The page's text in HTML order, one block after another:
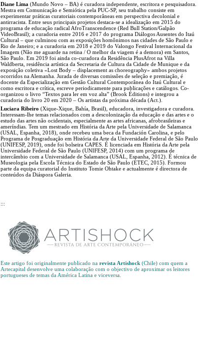
Diane Lima (Mundo Novo – BA) é curadora independente, escritora e pesquisadora.
Mestra em Comunicação e Semiótica pela PUC-SP, seu trabalho consiste em
experimentar práticas curatoriais contemporâneas em perspectiva decolonial e
antirracista. Entre seus principais projetos destaca-se a idealização em 2015 do
programa de educação radical AfroTranscendence (Red Bull Station/Galpão
VideoBrasil); a curadoria entre 2016 e 2017 do programa Diálogos Ausentes do Itaú
Cultural – que culminou com as exposições homônimos nas cidades de São Paulo e
Rio de Janeiro; e a curadoria em 2018 e 2019 do Valongo Festival Internacional da
Imagem (Não me aguarde na retina / O melhor da viagem é a demora) em Santos,
São Paulo. Em 2019 foi ainda co-curadora da Residência PlusAfrot na Villa
Waldberta, residência artística da Secretaria de Cultura da Cidade de Munique e da
exposição coletiva «Lost Body – displacement as choreography» ambos projetos
ocorridos na Alemanha. Jurada de diversas comissões de seleção e premiação, é
docente da Especialização em Gestão Cultural Contemporânea do Itaú Cultural e
como escritora e crítica, escreve periodicamente para publicações e catálogos. Co-
organizou o livro “Textos para ler em voz alta” (Brook Éditions) e integrou a
curadoria do livro 20 em 2020 – Os artistas da próxima década (Act.).
Luciara Ribeiro (Xique-Xique, Bahía, Brasil), educadora, investigadora e curadora.
Interessam-lhe temas relacionados com a descolonização da educação e das artes e o
estudo das artes não ocidentais, especialmente as artes africanas, afrobrasileiras e
ameríndias. Tem um mestrado em História da Arte pela Universidade de Salamanca
(USAL, Espanha, 2018), onde recebeu uma beca da Fundación Carolina, e pelo
Programa de Posgraduação em História da Arte da Universidade Federal de São Paulo
(UNIFESP, 2019), onde foi bolseira CAPES. É licenciada em História da Arte pela
Universidade Federal de São Paulo (UNIFESP, 2014) com um programa de
intercâmbio com a Universidade de Salamanca (USAL, Espanha, 2012). É técnica de
Museologia pela Escola Técnica do Estado de São Paulo (ETEC, 2015). Formou
parte da equipa curatorial do Instituto Tomie Ohtake e actualmente é directora de
conteúdos da Diáspora Galeria.
:::
Este artigo foi originalmente publicado na revista Artishock (Chile) com quem a
Artecapital desenvolve uma colaboração com o objectivo de aproximar os leitores
portugueses de temas da América Latina e viceversa.